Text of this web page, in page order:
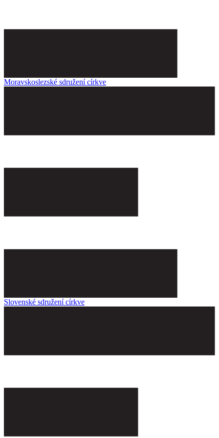
Moravskoslezské sdružení církve
Slovenské sdružení církve